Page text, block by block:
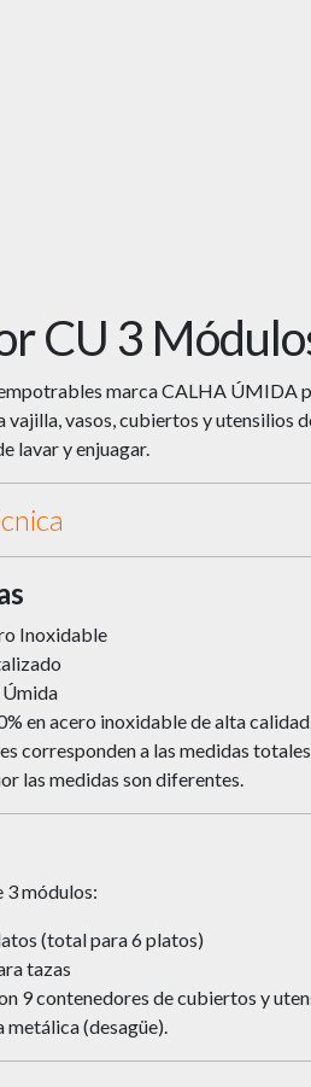
CU 3
marca CALHA ÚMIDA
vasos, cubiertos y utensilios
lavar y enjuagar.
Inoxidable
en acero inoxidable de alta
corresponden a las medidas
las medidas son diferentes.
3 módulos:
(total para 6 platos)
tazas
9 contenedores de cubiertos y
metálica (desagüe).